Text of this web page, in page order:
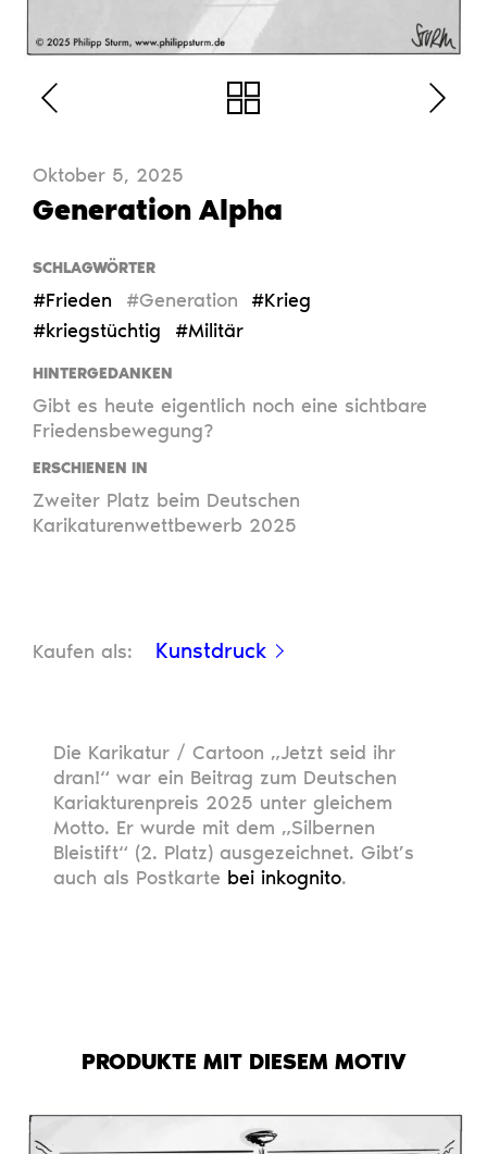
Oktober 5, 2025
Generation Alpha
SCHLAGWÖRTER
#Frieden #Generation
#Krieg
#kriegstüchtig
#Militär
HINTERGEDANKEN
Gibt es heute eigentlich noch eine sichtbare
Friedensbewegung?
ERSCHIENEN IN
Zweiter Platz beim Deutschen
Karikaturenwettbewerb 2025
Kaufen als: Kunstdruck
Die Karikatur / Cartoon „Jetzt seid ihr
dran!“ war ein Beitrag zum Deutschen
Kariakturenpreis 2025 unter gleichem
Motto. Er wurde mit dem „Silbernen
Bleistift“ (2. Platz) ausgezeichnet. Gibt’s
auch als Postkarte bei inkognito.
PRODUKTE MIT DIESEM MOTIV